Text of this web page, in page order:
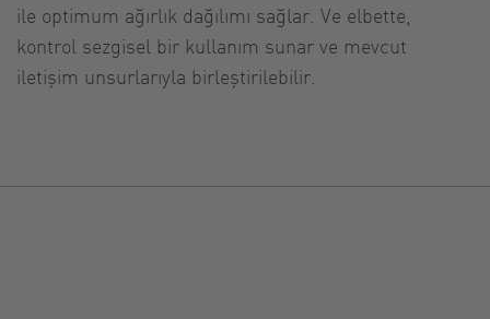
ile optimum ağırlık dağılımı sağlar. Ve elbette,
kontrol sezgisel bir kullanım sunar ve mevcut
iletişim unsurlarıyla birleştirilebilir.